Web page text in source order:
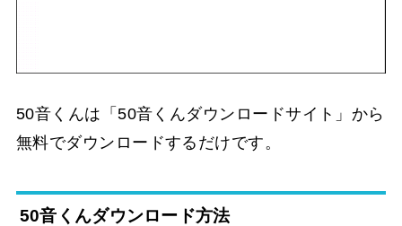
50音くんは「50音くんダウンロードサイト」から
無料でダウンロードするだけです。
50音くんダウンロード方法